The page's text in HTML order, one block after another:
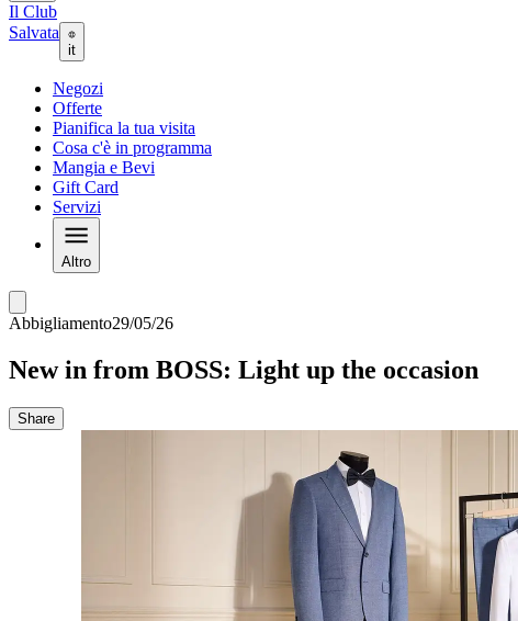
Il Club
Salvata
it
Negozi
Offerte
Pianifica la tua visita
Cosa c'è in programma
Mangia e Bevi
Gift Card
Servizi
Altro
Abbigliamento29/05/26
New in from BOSS: Light up the occasion
Share